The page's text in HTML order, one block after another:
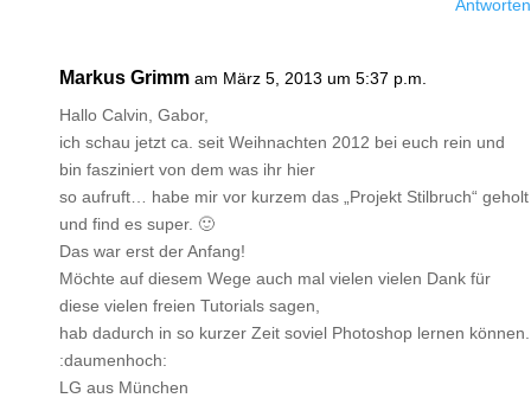
Antworten
Markus Grimm am März 5, 2013 um 5:37 p.m.
Hallo Calvin, Gabor,
ich schau jetzt ca. seit Weihnachten 2012 bei euch rein und
bin fasziniert von dem was ihr hier
so aufruft… habe mir vor kurzem das „Projekt Stilbruch“ geholt
und find es super. 🙂
Das war erst der Anfang!
Möchte auf diesem Wege auch mal vielen vielen Dank für
diese vielen freien Tutorials sagen,
hab dadurch in so kurzer Zeit soviel Photoshop lernen können.
:daumenhoch:
LG aus München